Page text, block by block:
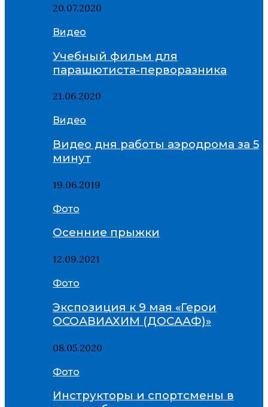
20.07.2020
Видео
Учебный фильм для
парашютиста-перворазника
21.06.2020
Видео
Видео дня работы аэродрома за 5
минут
19.06.2019
Фото
Осенние прыжки
12.09.2021
Фото
Экспозиция к 9 мая «Герои
ОСОАВИАХИМ (ДОСААФ)»
08.05.2020
Фото
Инструкторы и спортсмены в